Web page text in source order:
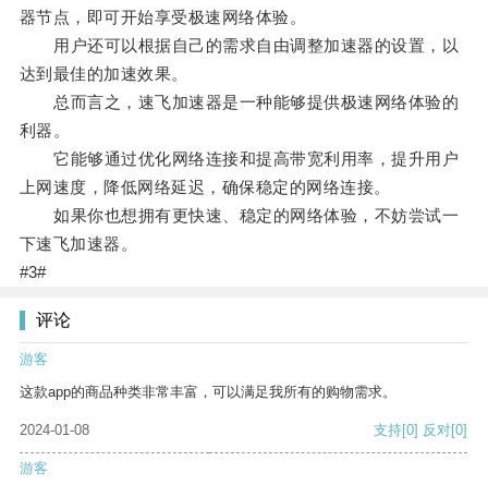
器节点，即可开始享受极速网络体验。
用户还可以根据自己的需求自由调整加速器的设置，以
达到最佳的加速效果。
总而言之，速飞加速器是一种能够提供极速网络体验的
利器。
它能够通过优化网络连接和提高带宽利用率，提升用户
上网速度，降低网络延迟，确保稳定的网络连接。
如果你也想拥有更快速、稳定的网络体验，不妨尝试一
下速飞加速器。
#3#
评论
游客
这款app的商品种类非常丰富，可以满足我所有的购物需求。
2024-01-08 支持[0] 反对[0]
游客